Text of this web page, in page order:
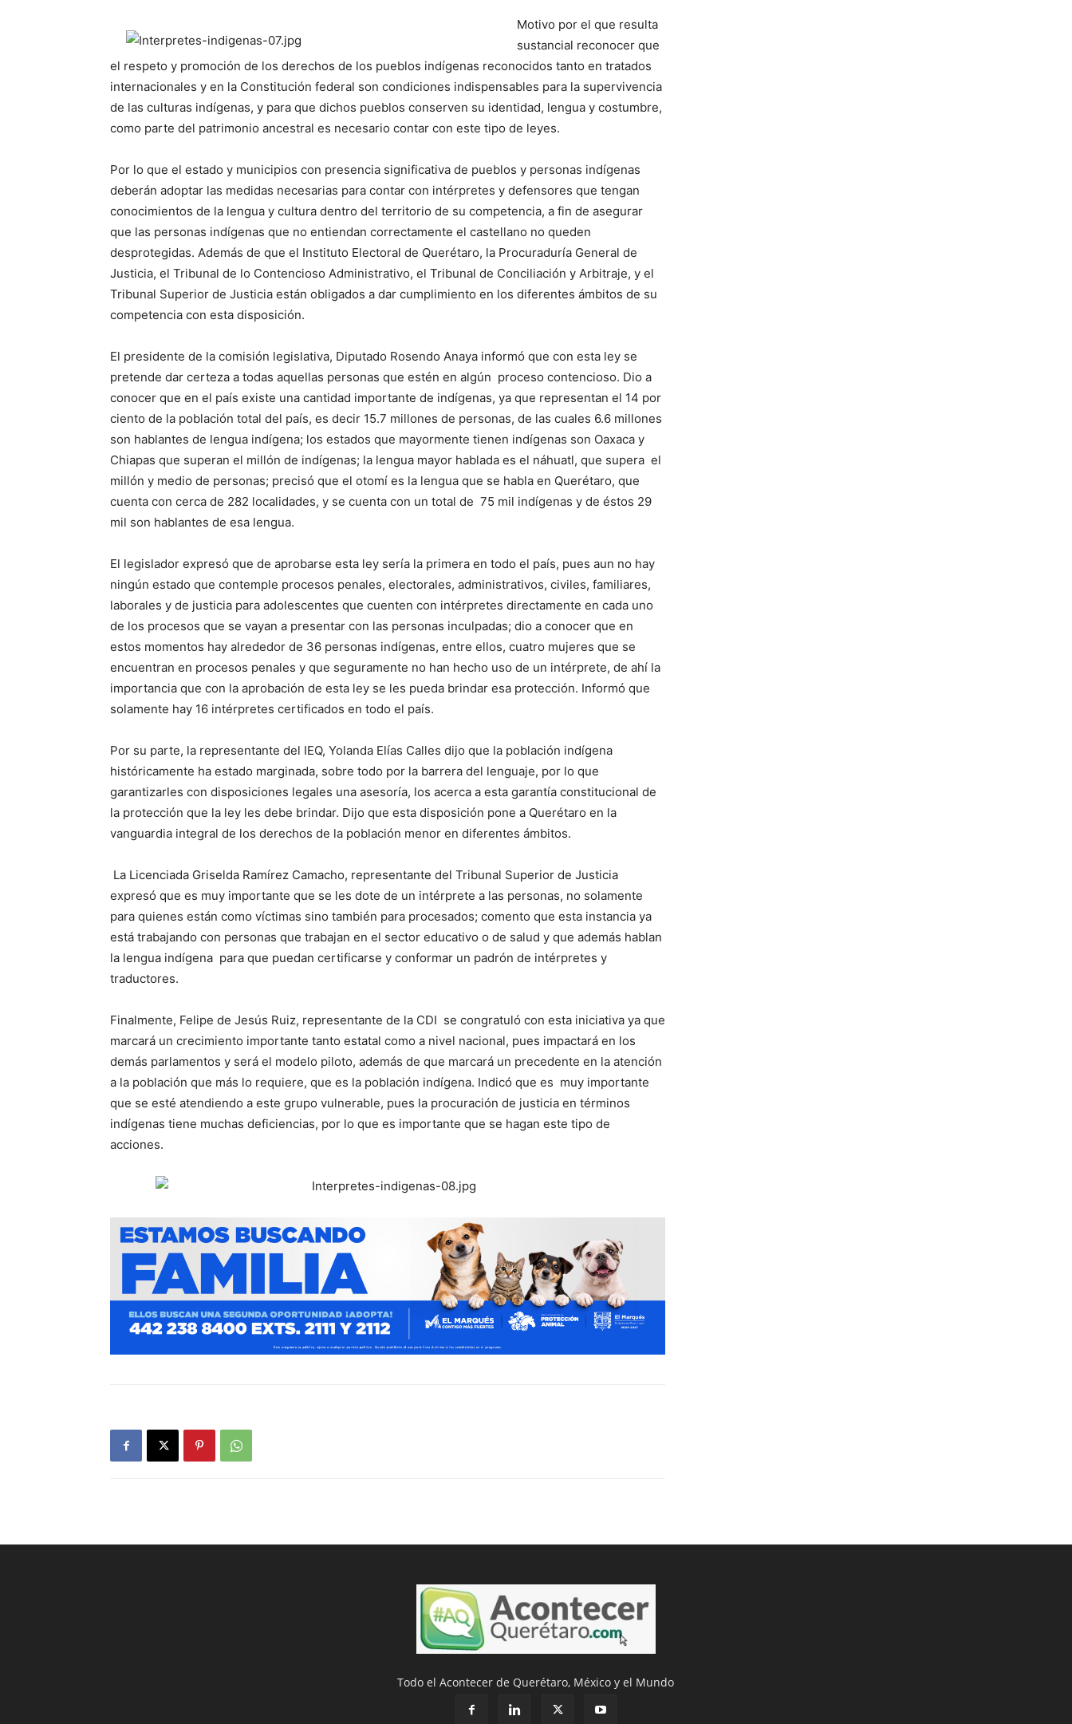
Motivo por el que resulta
sustancial reconocer que
el respeto y promoción de los derechos de los pueblos indígenas reconocidos tanto en tratados
internacionales y en la Constitución federal son condiciones indispensables para la supervivencia
de las culturas indígenas, y para que dichos pueblos conserven su identidad, lengua y costumbre,
como parte del patrimonio ancestral es necesario contar con este tipo de leyes.
Por lo que el estado y municipios con presencia significativa de pueblos y personas indígenas
deberán adoptar las medidas necesarias para contar con intérpretes y defensores que tengan
conocimientos de la lengua y cultura dentro del territorio de su competencia, a fin de asegurar
que las personas indígenas que no entiendan correctamente el castellano no queden
desprotegidas. Además de que el Instituto Electoral de Querétaro, la Procuraduría General de
Justicia, el Tribunal de lo Contencioso Administrativo, el Tribunal de Conciliación y Arbitraje, y el
Tribunal Superior de Justicia están obligados a dar cumplimiento en los diferentes ámbitos de su
competencia con esta disposición.
El presidente de la comisión legislativa, Diputado Rosendo Anaya informó que con esta ley se
pretende dar certeza a todas aquellas personas que estén en algún proceso contencioso. Dio a
conocer que en el país existe una cantidad importante de indígenas, ya que representan el 14 por
ciento de la población total del país, es decir 15.7 millones de personas, de las cuales 6.6 millones
son hablantes de lengua indígena; los estados que mayormente tienen indígenas son Oaxaca y
Chiapas que superan el millón de indígenas; la lengua mayor hablada es el náhuatl, que supera el
millón y medio de personas; precisó que el otomí es la lengua que se habla en Querétaro, que
cuenta con cerca de 282 localidades, y se cuenta con un total de 75 mil indígenas y de éstos 29
mil son hablantes de esa lengua.
El legislador expresó que de aprobarse esta ley sería la primera en todo el país, pues aun no hay
ningún estado que contemple procesos penales, electorales, administrativos, civiles, familiares,
laborales y de justicia para adolescentes que cuenten con intérpretes directamente en cada uno
de los procesos que se vayan a presentar con las personas inculpadas; dio a conocer que en
estos momentos hay alrededor de 36 personas indígenas, entre ellos, cuatro mujeres que se
encuentran en procesos penales y que seguramente no han hecho uso de un intérprete, de ahí la
importancia que con la aprobación de esta ley se les pueda brindar esa protección. Informó que
solamente hay 16 intérpretes certificados en todo el país.
Por su parte, la representante del IEQ, Yolanda Elías Calles dijo que la población indígena
históricamente ha estado marginada, sobre todo por la barrera del lenguaje, por lo que
garantizarles con disposiciones legales una asesoría, los acerca a esta garantía constitucional de
la protección que la ley les debe brindar. Dijo que esta disposición pone a Querétaro en la
vanguardia integral de los derechos de la población menor en diferentes ámbitos.
La Licenciada Griselda Ramírez Camacho, representante del Tribunal Superior de Justicia
expresó que es muy importante que se les dote de un intérprete a las personas, no solamente
para quienes están como víctimas sino también para procesados; comento que esta instancia ya
está trabajando con personas que trabajan en el sector educativo o de salud y que además hablan
la lengua indígena para que puedan certificarse y conformar un padrón de intérpretes y
traductores.
Finalmente, Felipe de Jesús Ruiz, representante de la CDI se congratuló con esta iniciativa ya que
marcará un crecimiento importante tanto estatal como a nivel nacional, pues impactará en los
demás parlamentos y será el modelo piloto, además de que marcará un precedente en la atención
a la población que más lo requiere, que es la población indígena. Indicó que es muy importante
que se esté atendiendo a este grupo vulnerable, pues la procuración de justicia en términos
indígenas tiene muchas deficiencias, por lo que es importante que se hagan este tipo de
acciones.
Todo el Acontecer de Querétaro, México y el Mundo